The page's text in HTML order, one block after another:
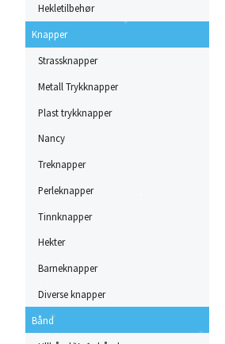
Hekletilbehør
Knapper
Strassknapper
Metall Trykknapper
Plast trykknapper
Nancy
Treknapper
Perleknapper
Tinnknapper
Hekter
Barneknapper
Diverse knapper
Bånd